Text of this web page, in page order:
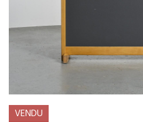
VENDU